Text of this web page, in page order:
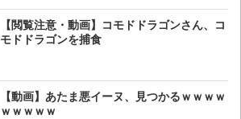
【閲覧注意・動画】コモドドラゴンさん、コ
モドドラゴンを捕食
【動画】あたま悪イーヌ、見つかるｗｗｗｗ
ｗｗｗｗｗ
【動画】虎さん、飼い慣
を失う
【画像】イッヌさん、アホ